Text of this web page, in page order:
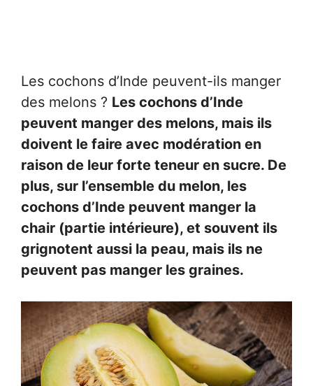
Les cochons d’Inde peuvent-ils manger
des melons ? Les cochons d’Inde
peuvent manger des melons, mais ils
doivent le faire avec modération en
raison de leur forte teneur en sucre. De
plus, sur l’ensemble du melon, les
cochons d’Inde peuvent manger la
chair (partie intérieure), et souvent ils
grignotent aussi la peau, mais ils ne
peuvent pas manger les graines.